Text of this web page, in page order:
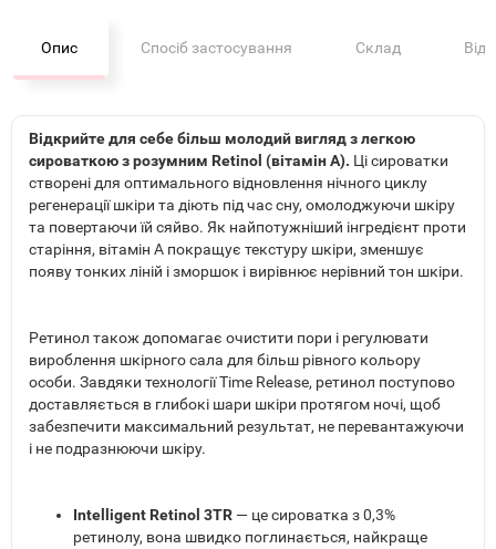
Опис Спосіб застосування Склад
Відкрийте для себе більш молодий вигляд з легкою
сироваткою з розумним Retinol (вітамін А). Ці сироватки
створені для оптимального відновлення нічного циклу
регенерації шкіри та діють під час сну, омолоджуючи шкіру
та повертаючи їй сяйво. Як найпотужніший інгредієнт проти
старіння, вітамін А покращує текстуру шкіри, зменшує
появу тонких ліній і зморшок і вирівнює нерівний тон шкіри.
Ретинол також допомагає очистити пори і регулювати
вироблення шкірного сала для більш рівного кольору
особи. Завдяки технології Time Release, ретинол поступово
доставляється в глибокі шари шкіри протягом ночі, щоб
забезпечити максимальний результат, не перевантажуючи
і не подразнюючи шкіру.
Intelligent Retinol 3TR — це сироватка з 0,3%
ретинолу, вона швидко поглинається, найкраще